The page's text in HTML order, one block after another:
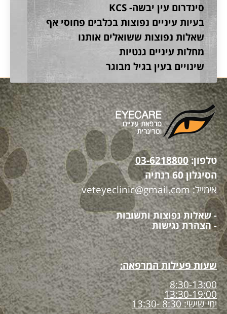
סינדרום עין יבשה- KCS
בעיות עיניים נפוצות בכלבים פחוסי אף
שאלות נפוצות ששואלים אותנו
מחלות עיניים גנטיות
שינויים בעין בגיל מבוגר
טלפון:03-6218800
הסיגלון 60 רנתיה
אימייל:veteyeclinic@gmail.com
- שאלות נפוצות ותשובות
- הצהרת נגישות
שעות פעילות המרפאה:
8:30-13:00
13:30-19:00
ימי שישי: 8:30 -13:30